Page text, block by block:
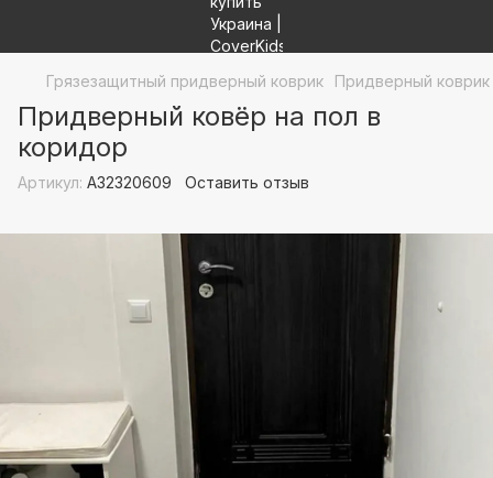
Грязезащитный придверный коврик Придверный
Придверный ковёр на пол в
коридор
Артикул: А32320609 Оставить отзыв